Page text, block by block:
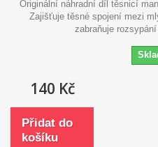
Originální náhradní díl těsnicí
Zajišťuje těsné spojení mezi
zabraňuje
140 Kč
Přidat do
košíku